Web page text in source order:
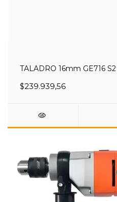
TALADRO 16mm GE716
$239.939,56